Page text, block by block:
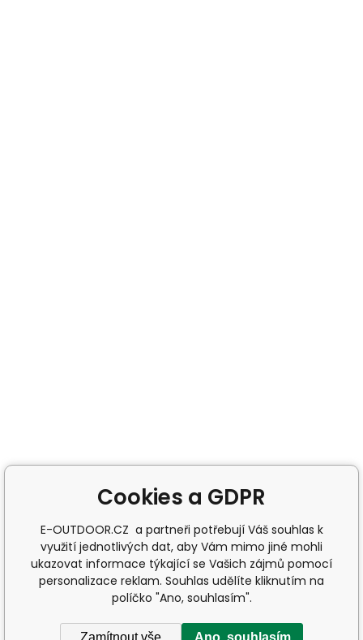
Cookies a GDPR
E-OUTDOOR.CZ a partneři potřebují Váš souhlas k
využití jednotlivých dat, aby Vám mimo jiné mohli
ukazovat informace týkající se Vašich zájmů pomocí
personalizace reklam. Souhlas udělíte kliknutím na
políčko "Ano, souhlasím".
Zamítnout vše Ano, souhlasím